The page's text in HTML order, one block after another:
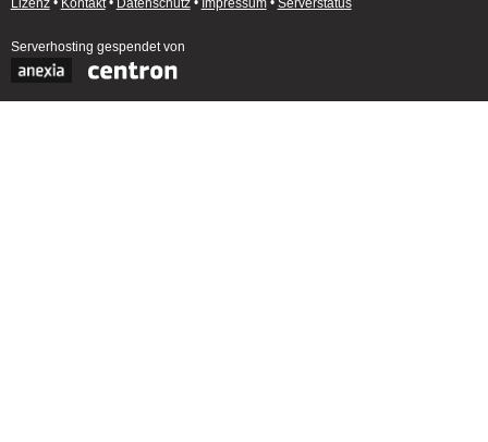
Lizenz• Kontakt• Datenschutz• Impressum• Serverstatus
Serverhosting gespendet von